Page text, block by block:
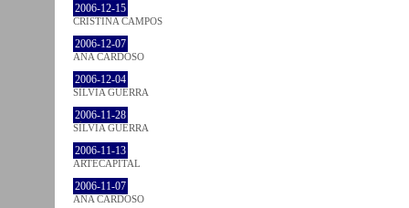
2006-12-15
CRISTINA CAMPOS
2006-12-07
ANA CARDOSO
2006-12-04
SÍLVIA GUERRA
2006-11-28
SÍLVIA GUERRA
2006-11-13
ARTECAPITAL
2006-11-07
ANA CARDOSO